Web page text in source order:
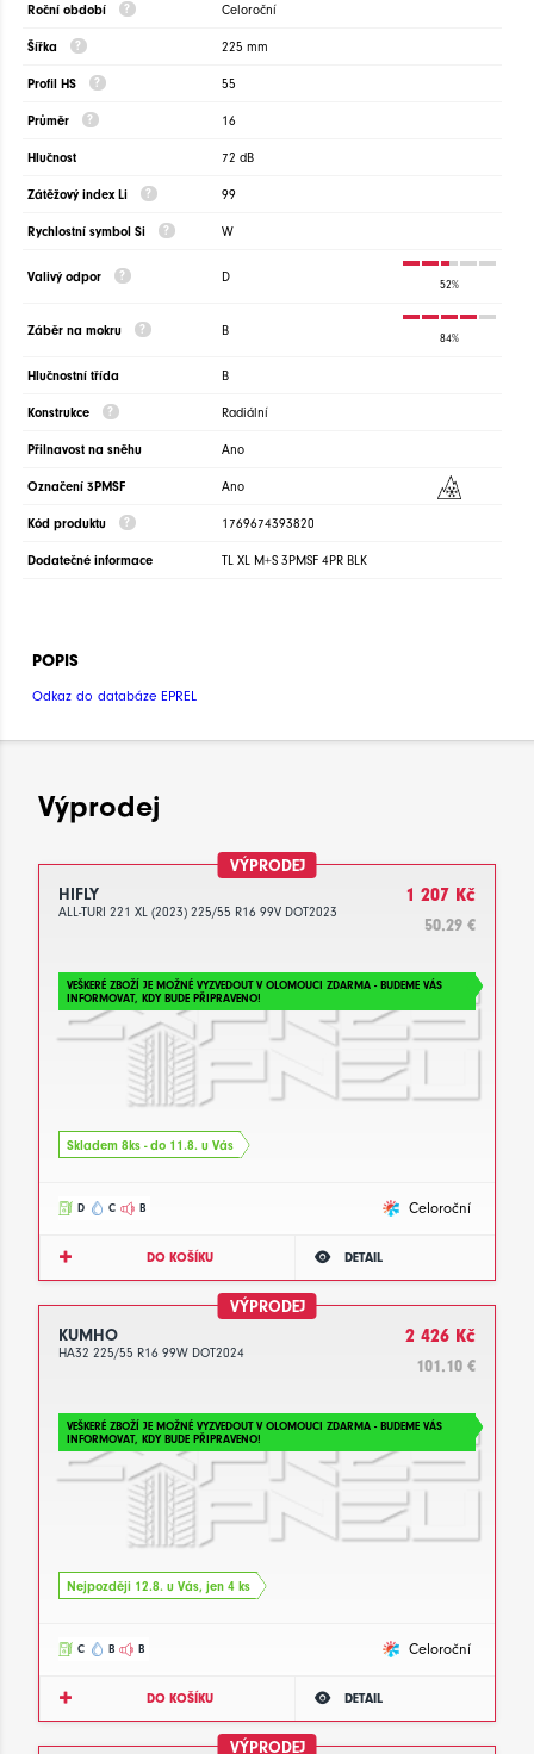
Roční období Celoroční
Šířka 225 mm
Profil HS 55
Průměr 16
Hlučnost 72 dB
Zátěžový index Li 99
Rychlostní symbol Si W
Valivý odpor D
52%
Záběr na mokru B
84%
Hlučnostní třída B
Konstrukce Radiální
Přilnavost na sněhu Ano
Označení 3PMSF Ano
Kód produktu 1769674393820
Dodatečné informace TL XL M+S 3PMSF 4PR BLK
POPIS
Odkaz do databáze EPREL
Výprodej
VÝPRODEJ
HIFLY
ALL-TURI 221 XL (2023) 225/55 R16 99V DOT2023
1 207 Kč
50.29 €
VEŠKERÉ ZBOŽÍ JE MOŽNÉ VYZVEDOUT V OLOMOUCI ZDARMA - BUDEME VÁS
INFORMOVAT, KDY BUDE PŘIPRAVENO!
Skladem 8ks - do 11.8. u Vás
D C B Celoroční
DO KOŠÍKU DETAIL
VÝPRODEJ
KUMHO
HA32 225/55 R16 99W DOT2024
2 426 Kč
101.10 €
VEŠKERÉ ZBOŽÍ JE MOŽNÉ VYZVEDOUT V OLOMOUCI ZDARMA - BUDEME VÁS
INFORMOVAT, KDY BUDE PŘIPRAVENO!
Nejpozději 12.8. u Vás, jen 4 ks
C B B Celoroční
DO KOŠÍKU DETAIL
VÝPRODEJ